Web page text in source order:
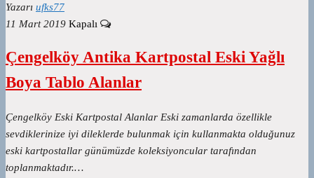
Yazarı ufks77
11 Mart 2019 Kapalı
Çengelköy Antika Kartpostal Eski Yağlı
Boya Tablo Alanlar
Çengelköy Eski Kartpostal Alanlar Eski zamanlarda özellikle
sevdiklerinize iyi dileklerde bulunmak için kullanmakta olduğunuz
eski kartpostallar günümüzde koleksiyoncular tarafından
toplanmaktadır.…